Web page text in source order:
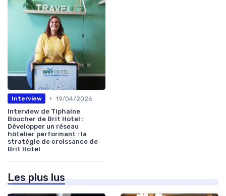
Interview • 19/04/2026
Interview de Tiphaine
Boucher de Brit Hotel :
Développer un réseau
hôtelier performant : la
stratégie de croissance de
Brit Hotel
Les plus lus